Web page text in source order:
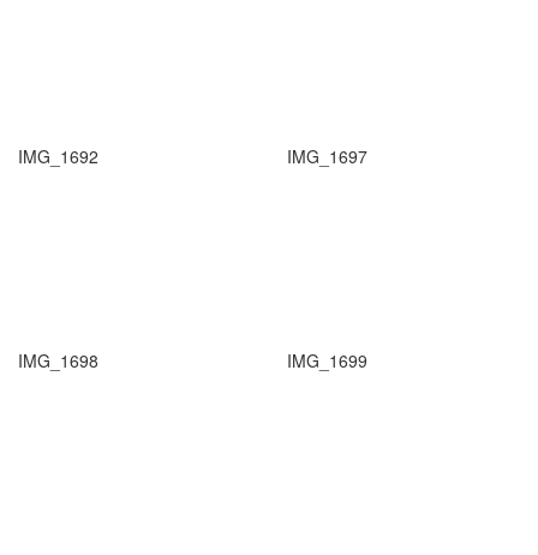
IMG_1692 IMG_1697
IMG_1698 IMG_1699